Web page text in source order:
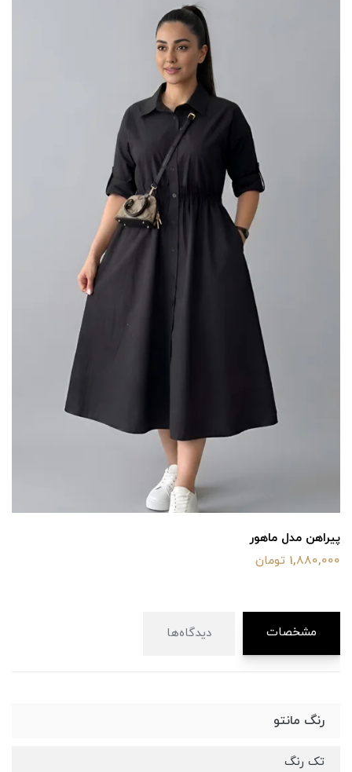
پیراهن مدل ماهور
1,880,000 تومان
مشخصات دیدگاه‌ها
رنگ مانتو
تک رنگ